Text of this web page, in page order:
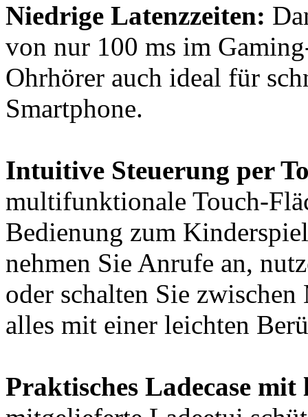
Niedrige Latenzzeiten:
von nur 100 ms im
Ohrhörer auch ideal für
Smartphone.
Intuitive Steuerung per
multifunktionale Touch-
Bedienung zum
nehmen Sie Anrufe an,
oder schalten Sie
alles mit einer leichten
Praktisches Ladecase